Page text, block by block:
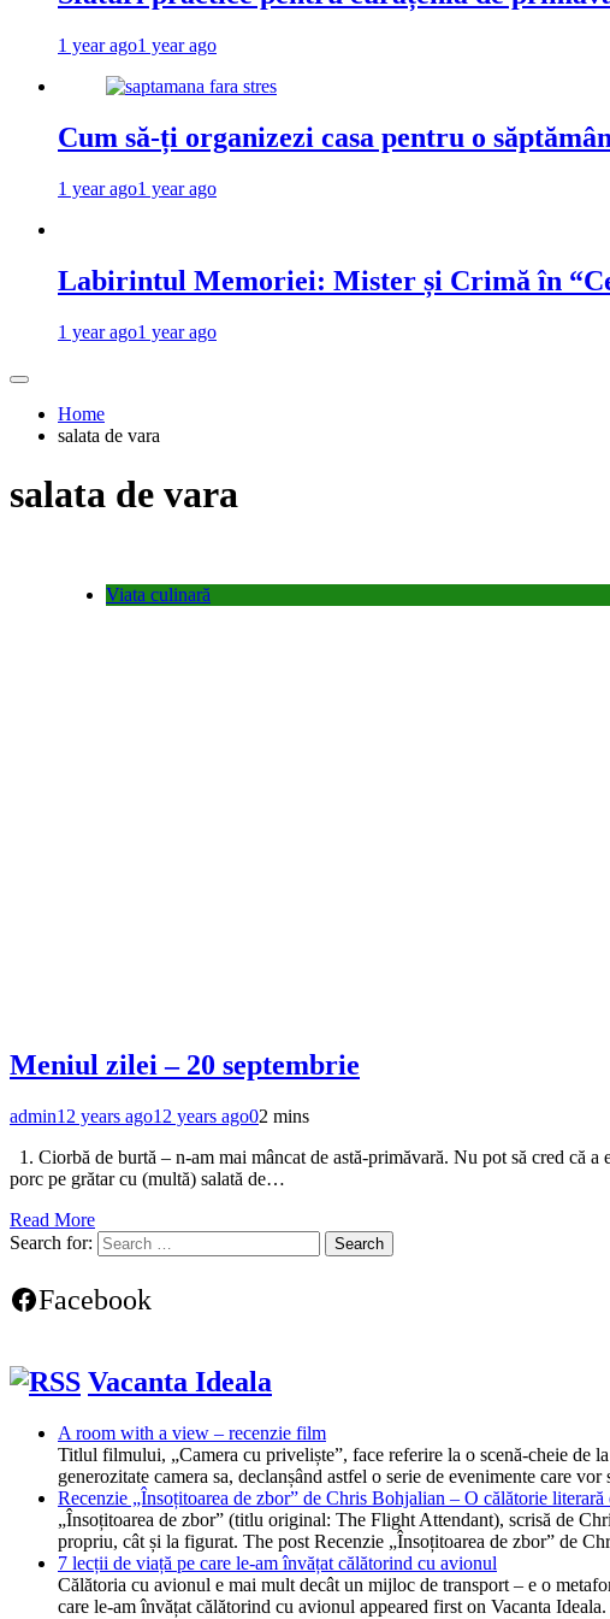
1 year ago1 year ago
Cum să-ți organizezi casa pentru o
1 year ago1 year ago
Labirintul Memoriei: Mister și Crimă în
1 year ago1 year ago
Home
salata de vara
salata de vara
Viata culinară
Meniul zilei – 20 septembrie
admin12 years ago12 years ago02 mins
1. Ciorbă de burtă – n-am mai mâncat de astă-primăvară. Nu pot să cred
porc pe grătar cu (multă) salată de…
Read More
Search for:
Facebook
Vacanta Ideala
A room with a view – recenzie film
Titlul filmului, „Camera cu priveliște”, face referire la o scenă-cheie de
generozitate camera sa, declanșând astfel o serie de evenimente care
Recenzie „Însoțitoarea de zbor” de Chris Bohjalian – O călătorie
„Însoțitoarea de zbor” (titlu original: The Flight Attendant), scrisă de
propriu, cât și la figurat. The post Recenzie „Însoțitoarea de zbor” de
7 lecții de viață pe care le-am învățat călătorind cu avionul
Călătoria cu avionul e mai mult decât un mijloc de transport – e o
care le-am învățat călătorind cu avionul appeared first on Vacanta Ideala.